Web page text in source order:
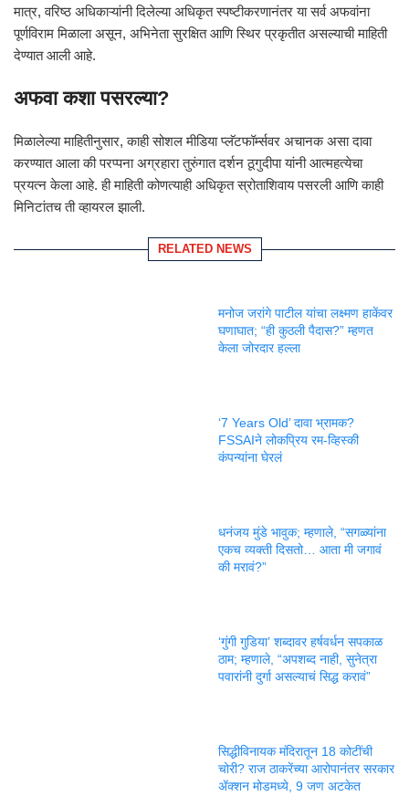
मात्र, वरिष्ठ अधिकाऱ्यांनी दिलेल्या अधिकृत स्पष्टीकरणानंतर या सर्व अफवांना
पूर्णविराम मिळाला असून, अभिनेता सुरक्षित आणि स्थिर प्रकृतीत असल्याची माहिती
देण्यात आली आहे.
अफवा कशा पसरल्या?
मिळालेल्या माहितीनुसार, काही सोशल मीडिया प्लॅटफॉर्म्सवर अचानक असा दावा
करण्यात आला की परप्पना अग्रहारा तुरुंगात दर्शन ठूगुदीपा यांनी आत्महत्येचा
प्रयत्न केला आहे. ही माहिती कोणत्याही अधिकृत स्रोताशिवाय पसरली आणि काही
मिनिटांतच ती व्हायरल झाली.
RELATED NEWS
मनोज जरांगे पाटील यांचा लक्ष्मण हाकेंवर
घणाघात; “ही कुठली पैदास?” म्हणत
केला जोरदार हल्ला
‘7 Years Old’ दावा भ्रामक?
FSSAIने लोकप्रिय रम-व्हिस्की
कंपन्यांना घेरलं
धनंजय मुंडे भावुक; म्हणाले, “सगळ्यांना
एकच व्यक्ती दिसतो… आता मी जगावं
की मरावं?”
‘गुंगी गुडिया’ शब्दावर हर्षवर्धन सपकाळ
ठाम; म्हणाले, “अपशब्द नाही, सुनेत्रा
पवारांनी दुर्गा असल्याचं सिद्ध करावं”
सिद्धीविनायक मंदिरातून 18 कोटींची
चोरी? राज ठाकरेंच्या आरोपानंतर सरकार
ॲक्शन मोडमध्ये, 9 जण अटकेत